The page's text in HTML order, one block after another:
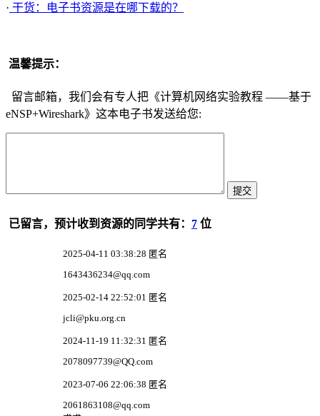
· 干货：电子书资源是在哪下载的？
温馨提示：
留言邮箱，我们会有专人把《计算机网络实验教程 ——基于
eNSP+Wireshark》这本电子书发送给您:
已留言，预计收到资源的同学共有： 7 位
2025-04-11 03:38:28 匿名
1643436234@qq.com
2025-02-14 22:52:01 匿名
jcli@pku.org.cn
2024-11-19 11:32:31 匿名
2078097739@QQ.com
2023-07-06 22:06:38 匿名
2061863108@qq.com